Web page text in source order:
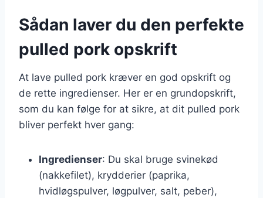
Sådan laver du den perfekte
pulled pork opskrift
At lave pulled pork kræver en god opskrift og
de rette ingredienser. Her er en grundopskrift,
som du kan følge for at sikre, at dit pulled pork
bliver perfekt hver gang:
Ingredienser: Du skal bruge svinekød
(nakkefilet), krydderier (paprika,
hvidløgspulver, løgpulver, salt, peber),